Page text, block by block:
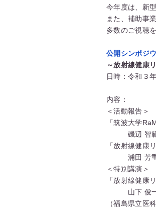
今年度は、新
また、補助事
多数のご視聴
公開シンポジ
～放射線健康
日時：令和３
内容：
＜活動報告＞
「筑波大学
磯辺 智
「放射線健康
浦田 芳
＜特別講演＞
「放射線健康
山下 俊
（福島県立医